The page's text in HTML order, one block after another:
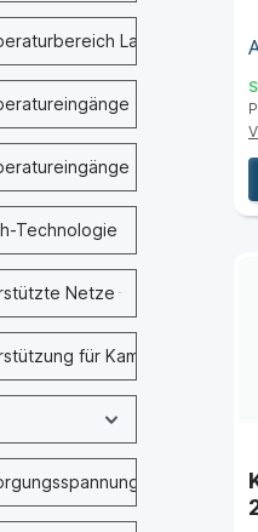
Lagerung
(Anzahl)
(Bezeichnung
Technologie
Netze
für Kamera-Input
nominal